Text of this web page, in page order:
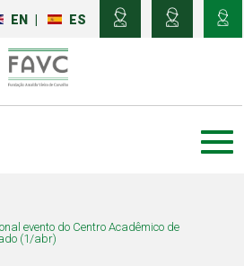
EN ES
evento do Centro Acadêmico de
(1/abr)